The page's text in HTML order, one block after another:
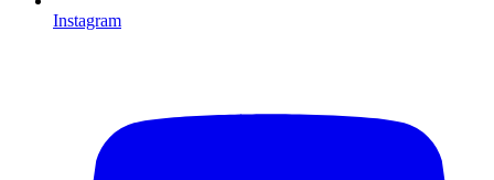
Instagram